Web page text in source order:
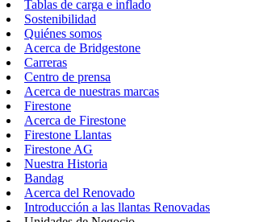
Tablas de carga e inflado
Sostenibilidad
Quiénes somos
Acerca de Bridgestone
Carreras
Centro de prensa
Acerca de nuestras marcas
Firestone
Acerca de Firestone
Firestone Llantas
Firestone AG
Nuestra Historia
Bandag
Acerca del Renovado
Introducción a las llantas Renovadas